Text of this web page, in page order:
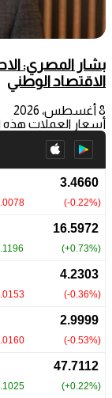
بشار المصري:
الاقتصاد الوطني
8 أغسطس، 2026
أسعار العملات هذه